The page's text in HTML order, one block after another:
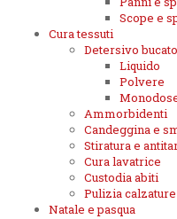
Scope e
Cura tessuti
Detersivo bucato
Liquido
Polvere
Ammorbidenti
Candeggina e
Stiratura e
Cura lavatrice
Custodia abiti
Pulizia calzature
Natale e pasqua